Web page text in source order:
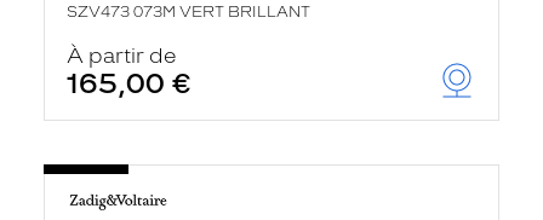
SZV473 073M VERT BRILLANT
À partir de
165,00 €